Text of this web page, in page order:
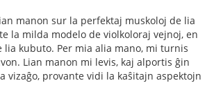
manon sur la perfektaj muskoloj de lia
la milda modelo de violkoloraj vejnoj, en
lia kubuto. Per mia alia mano, mi turnis
Lian manon mi levis, kaj alportis ĝin
vizaĝo, provante vidi la kaŝitajn aspektojn